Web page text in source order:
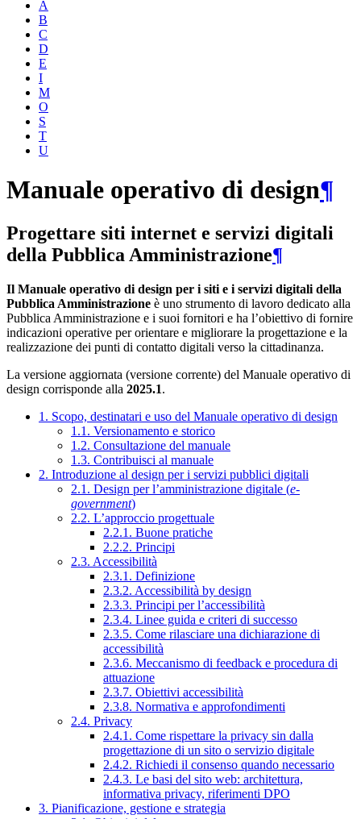
A
B
C
D
E
I
M
O
S
T
U
Manuale operativo di design¶
Progettare siti internet e servizi digitali
della Pubblica Amministrazione¶
Il Manuale operativo di design per i siti e i servizi digitali della
Pubblica Amministrazione è uno strumento di lavoro dedicato alla
Pubblica Amministrazione e i suoi fornitori e ha l’obiettivo di fornire
indicazioni operative per orientare e migliorare la progettazione e la
realizzazione dei punti di contatto digitali verso la cittadinanza.
La versione aggiornata (versione corrente) del Manuale operativo di
design corrisponde alla 2025.1.
1. Scopo, destinatari e uso del Manuale operativo di design
1.1. Versionamento e storico
1.2. Consultazione del manuale
1.3. Contribuisci al manuale
2. Introduzione al design per i servizi pubblici digitali
2.1. Design per l’amministrazione digitale (e-
government)
2.2. L’approccio progettuale
2.2.1. Buone pratiche
2.2.2. Principi
2.3. Accessibilità
2.3.1. Definizione
2.3.2. Accessibilità by design
2.3.3. Principi per l’accessibilità
2.3.4. Linee guida e criteri di successo
2.3.5. Come rilasciare una dichiarazione di
accessibilità
2.3.6. Meccanismo di feedback e procedura di
attuazione
2.3.7. Obiettivi accessibilità
2.3.8. Normativa e approfondimenti
2.4. Privacy
2.4.1. Come rispettare la privacy sin dalla
progettazione di un sito o servizio digitale
2.4.2. Richiedi il consenso quando necessario
2.4.3. Le basi del sito web: architettura,
informativa privacy, riferimenti DPO
3. Pianificazione, gestione e strategia